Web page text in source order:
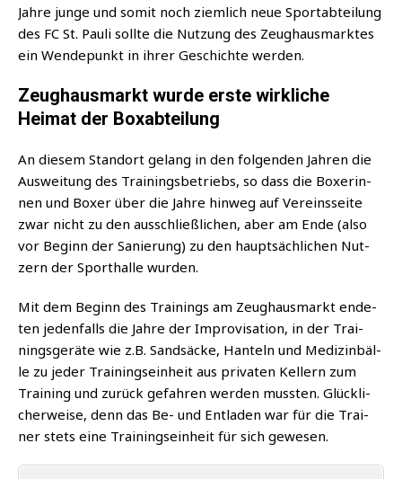
Jah­re jun­ge und somit noch ziem­lich neue Sport­ab­tei­lung
des FC St. Pau­li soll­te die Nut­zung des Zeug­haus­mark­tes
ein Wen­de­punkt in ihrer Geschich­te werden.
Zeughausmarkt wurde erste wirkliche
Heimat der Boxabteilung
An die­sem Stand­ort gelang in den fol­gen­den Jah­ren die
Aus­wei­tung des Trai­nings­be­triebs, so dass die Boxe­rin­
nen und Boxer über die Jah­re hin­weg auf Ver­eins­sei­te
zwar nicht zu den aus­schließ­li­chen, aber am Ende (also
vor Beginn der Sanie­rung) zu den haupt­säch­li­chen Nut­
zern der Sport­hal­le wurden.
Mit dem Beginn des Trai­nings am Zeug­haus­markt ende­
ten jeden­falls die Jah­re der Impro­vi­sa­ti­on, in der Trai­
nings­ge­rä­te wie z.B. Sand­sä­cke, Han­teln und Medi­zin­bäl­
le zu jeder Trai­nings­ein­heit aus pri­va­ten Kel­lern zum
Trai­ning und zurück gefah­ren wer­den muss­ten. Glück­li­
cher­wei­se, denn das Be- und Ent­la­den war für die Trai­
ner stets eine Trai­nings­ein­heit für sich gewesen.